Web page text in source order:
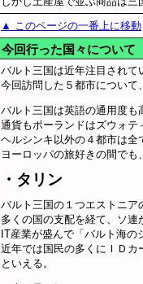
▲ このページの一番上に移動
今回行った国々について
バルト三国は近年注目されて
今回訪問した５都市について
バルト三国は英語の通用度も
通貨もポーランドはズウォテ
ヘルシンキ以外の４都市は全
ヨーロッパの旅好きの間でも
・タリン
バルト三国の１つエストニア
多くの国の支配を経て、ソ連
IT産業が盛んで「バルト海の
近年では国民の多くにＩＤ
といえる。